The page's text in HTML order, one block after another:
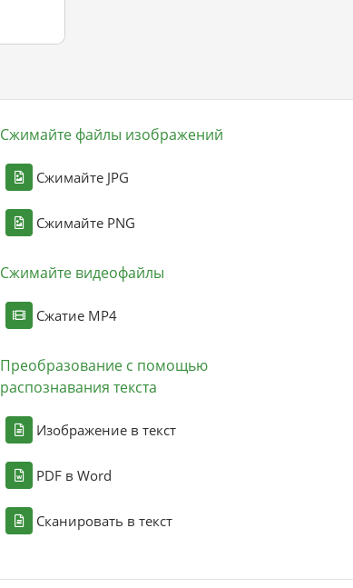
Сжимайте файлы изображений
Сжимайте JPG
Сжимайте PNG
Сжимайте видеофайлы
Сжатие MP4
Преобразование с помощью
распознавания текста
Изображение в текст
PDF в Word
Сканировать в текст